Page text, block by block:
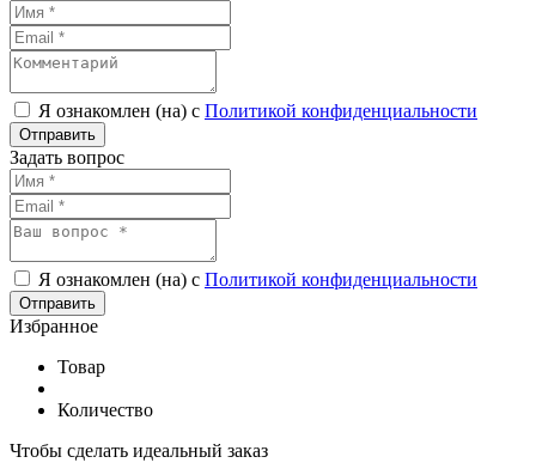
Я ознакомлен (на) с Политикой конфиденциальности
Задать вопрос
Я ознакомлен (на) с Политикой конфиденциальности
Избранное
Товар
Количество
Чтобы сделать идеальный заказ